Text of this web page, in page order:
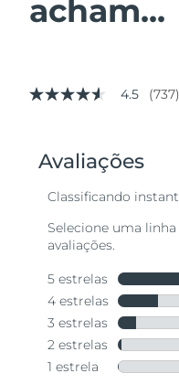
acham...
4.5
valor
médio
avaliação.
737
Reviews.
abre
mesma
página.
4.5 (737)